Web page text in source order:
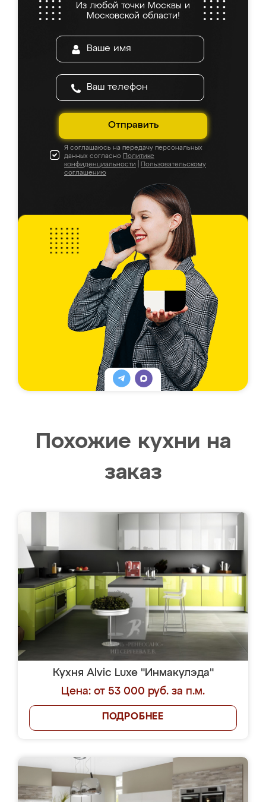
Из любой точки Москвы и
Московской области!
Отправить
Я соглашаюсь на передачу персональных
данных согласно Политике
конфиденциальности
Пользовательскому
соглашению
Похожие кухни на
заказ
Кухня Alvic Luxe "Инмакулэда"
Цена: от 53 000 руб. за п.м.
ПОДРОБНЕЕ